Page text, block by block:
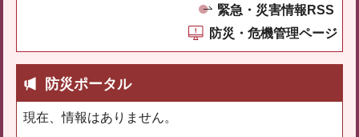
緊急・災害情報RSS
防災・危機管理ページ
防災ポータル
現在、情報はありません。